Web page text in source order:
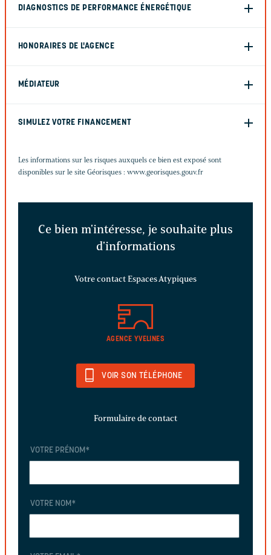
DIAGNOSTICS DE PERFORMANCE ÉNERGÉTIQUE
HONORAIRES DE L'AGENCE
MÉDIATEUR
SIMULEZ VOTRE FINANCEMENT
Les informations sur les risques auxquels ce bien est exposé sont
disponibles sur le site Géorisques : www.georisques.gouv.fr
Ce bien m'intéresse, je souhaite plus
d'informations
Votre contact Espaces Atypiques
AGENCE YVELINES
VOIR SON TÉLÉPHONE
Formulaire de contact
VOTRE PRÉNOM *
VOTRE NOM *